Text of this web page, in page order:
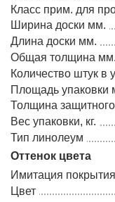
Класс прим. для
Ширина доски мм.
Длина доски мм.
Общая толщина мм.
Количество штук в
Площадь упаковки
Толщина
Вес упаковки, кг.
Тип линолеум
Оттенок цвета
Имитация покрытия
Цвет